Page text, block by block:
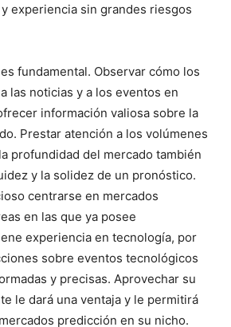
experiencia sin grandes riesgos
fundamental. Observar cómo los
las noticias y a los eventos en
información valiosa sobre la
Prestar atención a los volúmenes
profundidad del mercado también
y la solidez de un pronóstico.
centrarse en mercados
en las que ya posee
experiencia en tecnología, por
sobre eventos tecnológicos
y precisas. Aprovechar su
le dará una ventaja y le permitirá
predicción en su nicho.